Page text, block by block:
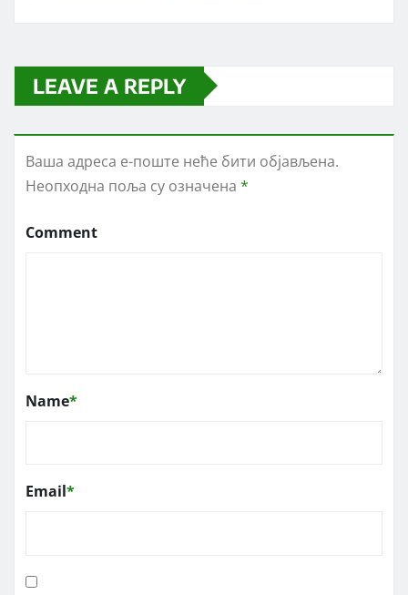
LEAVE A REPLY
Ваша адреса е-поште неће бити објављена.
Неопходна поља су означена *
Comment
Name*
Email*